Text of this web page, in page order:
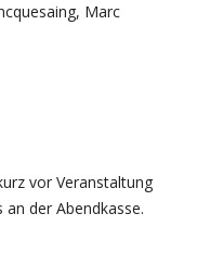
Marc
vor Veranstaltung
der Abendkasse.